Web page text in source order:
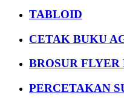
TABLOID
CETAK BUKU
BROSUR
PERCETAKAN